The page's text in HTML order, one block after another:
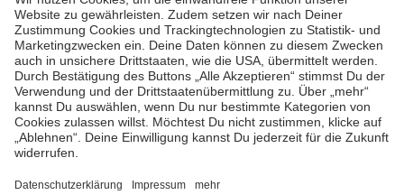
Online-Schuldnerberatung
Stellen Sie hier Ihre Fragen und erhalten Sie kostenlos und umgehend
Informationen von unseren Schuldnerberater:innen.
Beratungshotline: 0800 / 5035851
Spendenkonto